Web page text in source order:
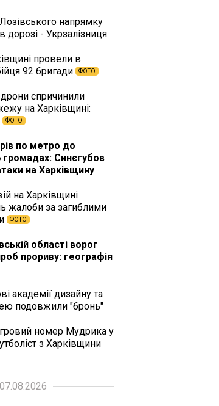
напрямку
дорозі - Укрзалізниця
провели в
92 бригади
ФОТО
спричинили
на Харківщині:
ФОТО
по метро до
громадах: Синєгубов
на Харківщину
на Харківщині
жалоби за загиблими
ФОТО
області ворог
прориву: географія
академії дизайну та
подовжили "бронь"
номер Мудрика у
з Харківщини
07.08.2026